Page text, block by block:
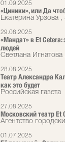
01.09.2025
«Циники», или Да
Екатерина Урзова
29.08.2025
«Мандат» в Et
людей
Светлана
28.08.2025
Театр Александра
как это будет
Российская газета
27.08.2025
Московский театр Et
Агентство
01.07.2025